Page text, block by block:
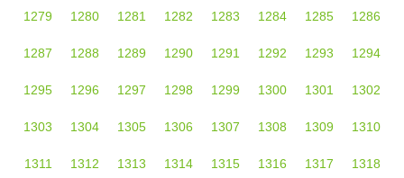
1279 1280 1281 1282 1283 1284 1285 1286
1287 1288 1289 1290 1291 1292 1293 1294
1295 1296 1297 1298 1299 1300 1301 1302
1303 1304 1305 1306 1307 1308 1309 1310
1311 1312 1313 1314 1315 1316 1317 1318